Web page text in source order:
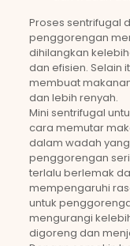
Proses sentrifugal
penggorengan
dihilangkan
dan efisien. Selain
membuat
dan lebih renyah.
Mini sentrifugal
cara memutar
dalam wadah
penggorengan
terlalu berlemak
mempengaruhi
untuk
mengurangi
digoreng dan